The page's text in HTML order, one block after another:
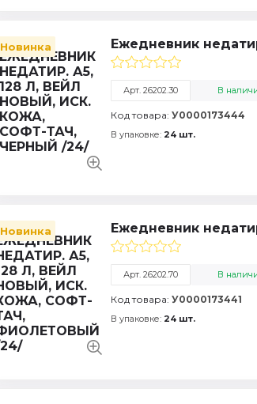
Новинка Ежедневник
Арт. 26202.30 В
Код товара: У0000173444
В упаковке: 24 шт.
Новинка Ежедневник
Арт. 26202.70 В
Код товара: У0000173441
В упаковке: 24 шт.